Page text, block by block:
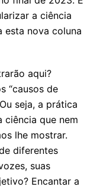
a ciência
esta nova coluna
aqui?
“causos de
seja, a prática
que nem
lhe mostrar.
diferentes
suas
Encantar a